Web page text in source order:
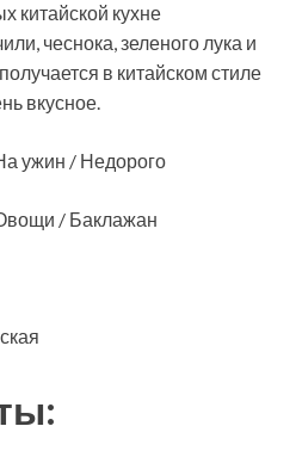
китайской кухне
чеснока, зеленого лука и
в китайском стиле
вкусное.
ужин / Недорого
/ Баклажан